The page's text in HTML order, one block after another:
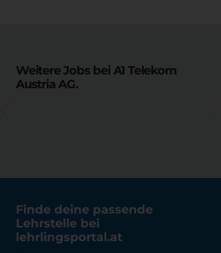
Weitere Jobs bei A1 Telekom
Austria AG.
Finde deine passende
Lehrstelle bei
lehrlingsportal.at